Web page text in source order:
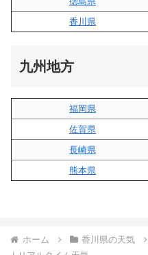
香川県
九州地方
福岡県
佐賀県
長崎県
熊本県
ホーム 香川県の天気